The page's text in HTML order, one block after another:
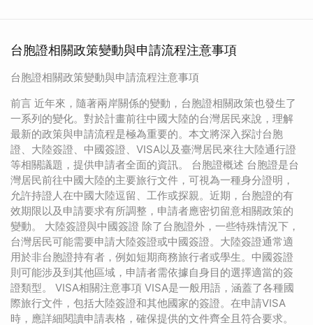
台胞證相關政策變動與申請流程注意事項
台胞證相關政策變動與申請流程注意事項
前言 近年來，隨著兩岸關係的變動，台胞證相關政策也發生了
一系列的變化。對於計畫前往中國大陸的台灣居民來說，理解
最新的政策與申請流程是極為重要的。本文將深入探討台胞
證、大陸簽證、中國簽證、VISA以及臺灣居民來往大陸通行證
等相關議題，提供申請者全面的資訊。 台胞證概述 台胞證是台
灣居民前往中國大陸的主要旅行文件，可視為一種身分證明，
允許持證人在中國大陸逗留、工作或探親。近期，台胞證的有
效期限以及申請要求有所調整，申請者應密切留意相關政策的
變動。 大陸簽證與中國簽證 除了台胞證外，一些特殊情況下，
台灣居民可能需要申請大陸簽證或中國簽證。大陸簽證通常適
用於非台胞證持有者，例如短期商務旅行者或學生。中國簽證
則可能涉及到其他區域，申請者需依據自身目的選擇適當的簽
證類型。 VISA相關注意事項 VISA是一般用語，涵蓋了各種國
際旅行文件，包括大陸簽證和其他國家的簽證。在申請VISA
時，應詳細閱讀申請表格，確保提供的文件齊全且符合要求。